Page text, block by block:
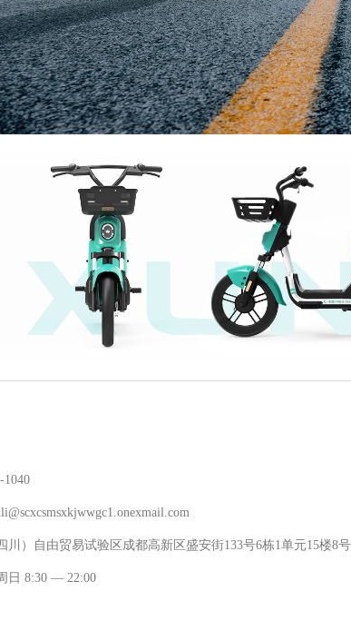
1040
川）自由贸易试验区成都高新区盛安街133号6栋1单元15楼8号
日 8:30 — 22:00